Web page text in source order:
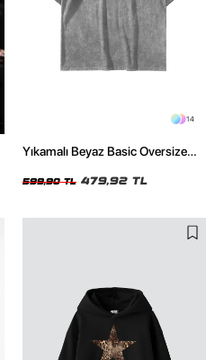
14
Yıkamalı Beyaz Basic Oversize
599,90 TL 479,92 TL